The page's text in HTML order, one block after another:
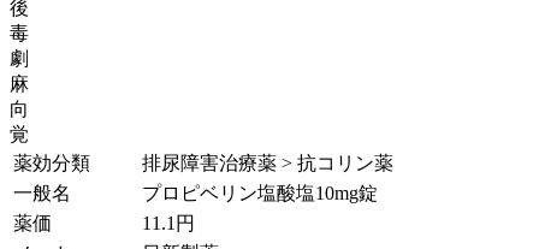
後
毒
劇
麻
向
覚
薬効分類
排尿障害治療薬 > 抗コリン薬
一般名
プロピベリン塩酸塩10mg錠
薬価
11.1 円